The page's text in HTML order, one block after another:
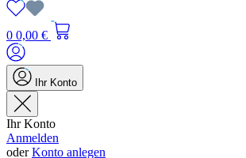
0 0,00 €
Ihr Konto
Ihr Konto
Anmelden
oderKonto anlegen